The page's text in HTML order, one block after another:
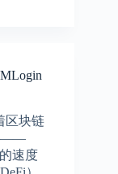
区块链
——
速度